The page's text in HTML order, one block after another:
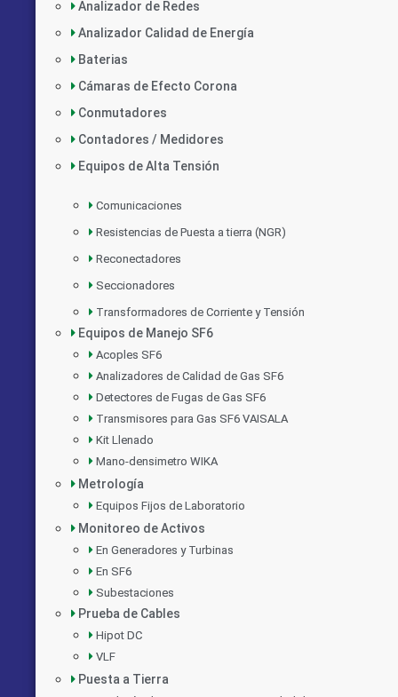
Analizador de Redes
Analizador Calidad de Energía
Baterias
Cámaras de Efecto Corona
Conmutadores
Contadores / Medidores
Equipos de Alta Tensión
Comunicaciones
Resistencias de Puesta a tierra (NGR)
Reconectadores
Seccionadores
Transformadores de Corriente y Tensión
Equipos de Manejo SF6
Acoples SF6
Analizadores de Calidad de Gas SF6
Detectores de Fugas de Gas SF6
Transmisores para Gas SF6 VAISALA
Kit Llenado
Mano-densimetro WIKA
Metrología
Equipos Fijos de Laboratorio
Monitoreo de Activos
En Generadores y Turbinas
En SF6
Subestaciones
Prueba de Cables
Hipot DC
VLF
Puesta a Tierra